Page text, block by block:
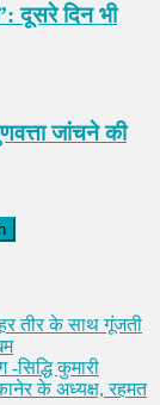
दूसरे दिन भी
जांचने की
तीर के साथ गूंजती
सिद्धि कुमारी
के अध्यक्ष, रहमत